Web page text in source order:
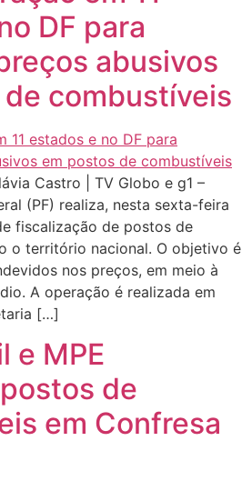
DF para
abusivos
combustíveis
Castro | TV Globo e g1 –
(PF) realiza, nesta sexta-feira
fiscalização de postos de
o território nacional. O objetivo é
nos preços, em meio à
A operação é realizada em
[…]
e MPE
de
em Confresa